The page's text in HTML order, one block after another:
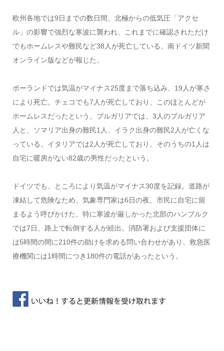
欧州各地では9日までの数日間、北極からの低気圧「アクセ
ル」の影響で強烈な寒波に襲われ、これまでに確認されただけ
でもホームレスや難民など38人が死亡している。南ドイツ新聞
オンライン版などが報じた。
ポーランドでは気温がマイナス25度まで落ち込み、19人が寒さ
により死亡。チェコでも7人が死亡しており、このほとんどが
ホームレスだったという。ブルガリアでは、3人のブルガリア
人と、ソマリア出身の難民1人、イラク出身の難民2人が亡くな
っている。イタリアでは2人が死亡しており、そのうちの1人は
自宅に暖房がない82歳の男性だったという。
ドイツでも、ところにより気温がマイナス30度を記録。道路が
凍結して危険なため、気象専門家は6日の夜、市民に自宅に留
まるよう呼びかけた。特に寒波が厳しかった北部のハンブルク
では7日、路上で転倒する人が続出。消防署および支援団体に
は5時間の間に210件の助けを求める問い合わせがあり、救急医
療機関には1時間につき180件の電話があったという。